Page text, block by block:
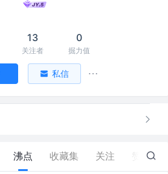
13
关注者
0
掘力值
私信
沸点 收藏集 关注 198